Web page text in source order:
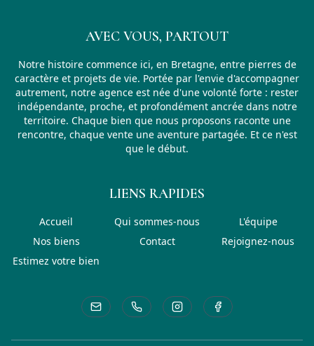
AVEC VOUS, PARTOUT
Notre histoire commence ici, en Bretagne, entre pierres de
caractère et projets de vie. Portée par l'envie d'accompagner
autrement, notre agence est née d'une volonté forte : rester
indépendante, proche, et profondément ancrée dans notre
territoire. Chaque bien que nous proposons raconte une
rencontre, chaque vente une aventure partagée. Et ce n'est
que le début.
LIENS RAPIDES
Accueil Qui sommes-nous About CELIMMO
L'équipe
Nos biens
Contact
Rejoignez-nous
Estimez votre bien